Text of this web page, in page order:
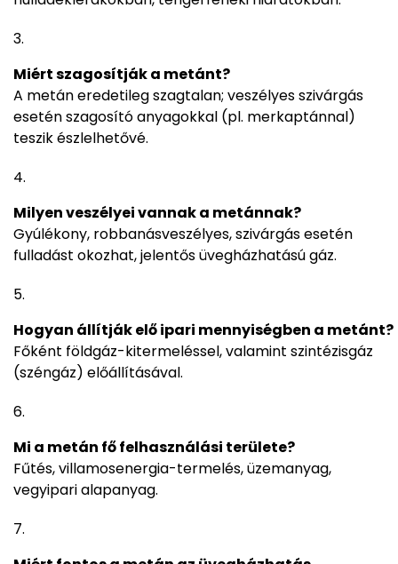
Miért szagosítják a metánt?
A metán eredetileg szagtalan; veszélyes szivárgás
esetén szagosító anyagokkal (pl. merkaptánnal)
teszik észlelhetővé.
Milyen veszélyei vannak a metánnak?
Gyúlékony, robbanásveszélyes, szivárgás esetén
fulladást okozhat, jelentős üvegházhatású gáz.
Hogyan állítják elő ipari mennyiségben a metánt?
Főként földgáz-kitermeléssel, valamint szintézisgáz
(széngáz) előállításával.
Mi a metán fő felhasználási területe?
Fűtés, villamosenergia-termelés, üzemanyag,
vegyipari alapanyag.